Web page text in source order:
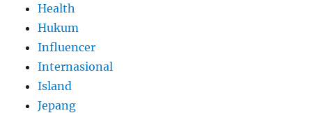
Health
Hukum
Influencer
Internasional
Island
Jepang